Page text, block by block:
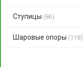
Ступицы (86)
Шаровые опоры (118)